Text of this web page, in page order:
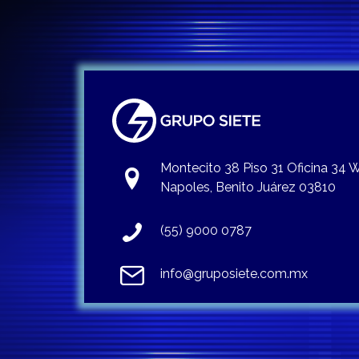
Montecito 38 Piso 31 Oficina 34
Napoles, Benito Juárez 03810
(55) 9000 0787
info@gruposiete.com.mx